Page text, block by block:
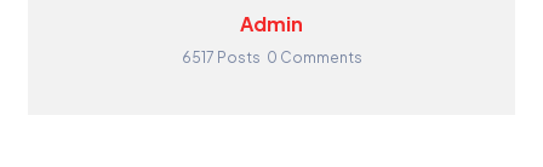
Admin
6517 Posts 0 Comments